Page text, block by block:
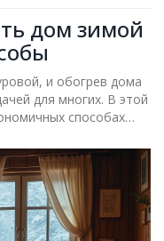
дом зимой
и обогрев дома
для многих. В этой
способах
года.